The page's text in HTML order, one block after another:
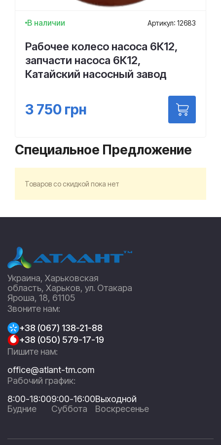
В наличии Артикул: 12683
Рабочее колесо насоса 6К12,
запчасти насоса 6К12,
Катайский насосный завод
3 750 грн
Специальное Предложение
Товаров со скидкой пока нет
Украина, Харьковская
область, Харьков, ул. Отакара
Яроша, 18, 61105
Звоните нам:
+38 (067) 138-21-88
+38 (050) 579-17-19
Пишите нам:
office@atlant-tm.com
Рабочий график:
8:00-18:00
Будние
9:00-16:00
Суббота
Выходной
Воскресенье